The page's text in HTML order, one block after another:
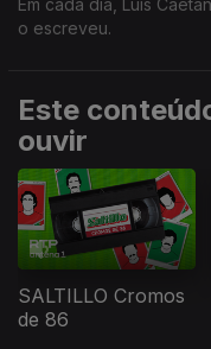
Em cada dia, Luís
o escreveu.
Este
ouvir
SALTILLO Cromos
de 86